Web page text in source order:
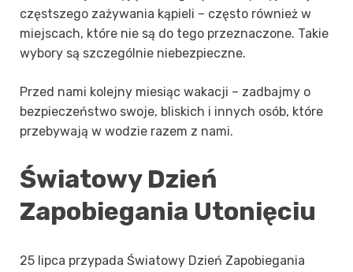
częstszego zażywania kąpieli – często również w
miejscach, które nie są do tego przeznaczone. Takie
wybory są szczególnie niebezpieczne.
Przed nami kolejny miesiąc wakacji – zadbajmy o
bezpieczeństwo swoje, bliskich i innych osób, które
przebywają w wodzie razem z nami.
Światowy Dzień
Zapobiegania Utonięciu
25 lipca przypada Światowy Dzień Zapobiegania